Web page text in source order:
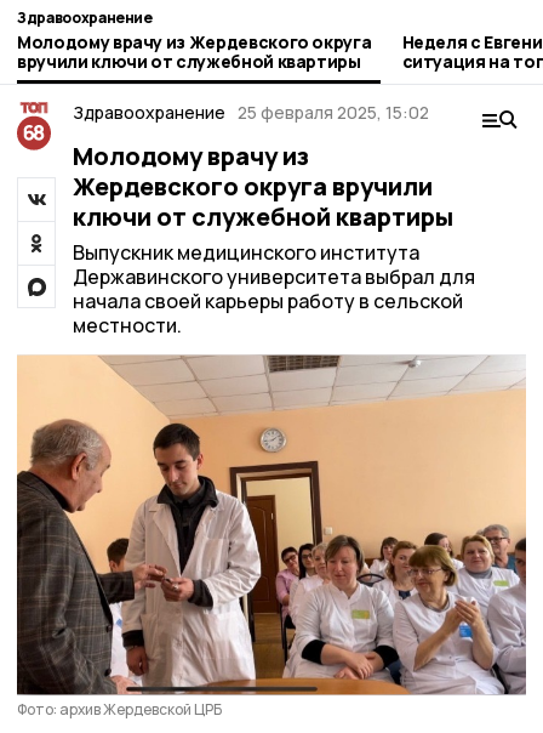
Здравоохранение
Молодому врачу из Жердевского округа
вручили ключи от служебной квартиры
Неделя с
ситуация на
городе и
Здравоохранение 25 февраля 2025, 15:02
Молодому врачу из
Жердевского округа вручили
ключи от служебной квартиры
Выпускник медицинского института
Державинского университета выбрал для
начала своей карьеры работу в сельской
местности.
Фото: архив Жердевской ЦРБ